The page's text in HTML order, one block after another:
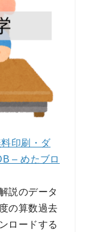
印刷・ダ
– めたブロ
説のデータ
の算数過去
ロードする